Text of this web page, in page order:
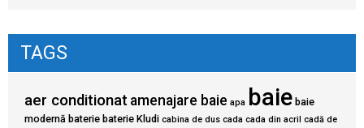
TAGS
aer conditionat amenajare baie apa baie baie
modernă baterie baterie Kludi cabina de dus cada cada din acril cadă de